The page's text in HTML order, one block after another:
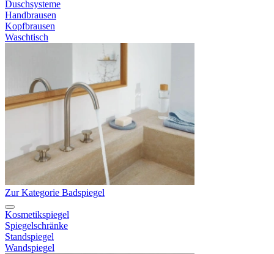
Duschsysteme
Handbrausen
Kopfbrausen
Waschtisch
Zur Kategorie Badspiegel
Kosmetikspiegel
Spiegelschränke
Standspiegel
Wandspiegel